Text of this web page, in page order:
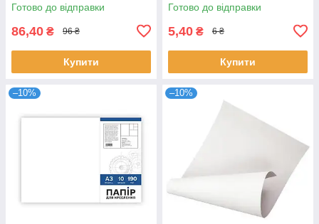
Готово до відправки
86,40 ₴ 96 ₴
Купити
Готово до відправки
5,40 ₴ 6 ₴
Купити
–10% –10%